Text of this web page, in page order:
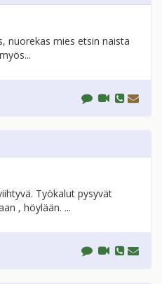
nuorekas mies etsin naista
Työkalut pysyvät
, höylään. ...